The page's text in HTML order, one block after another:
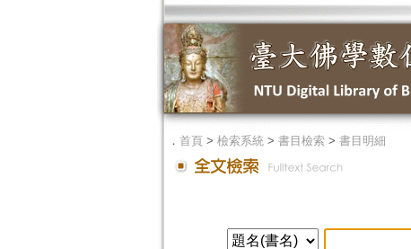
． 首頁> 檢索系統> 書目檢索> 書目明細